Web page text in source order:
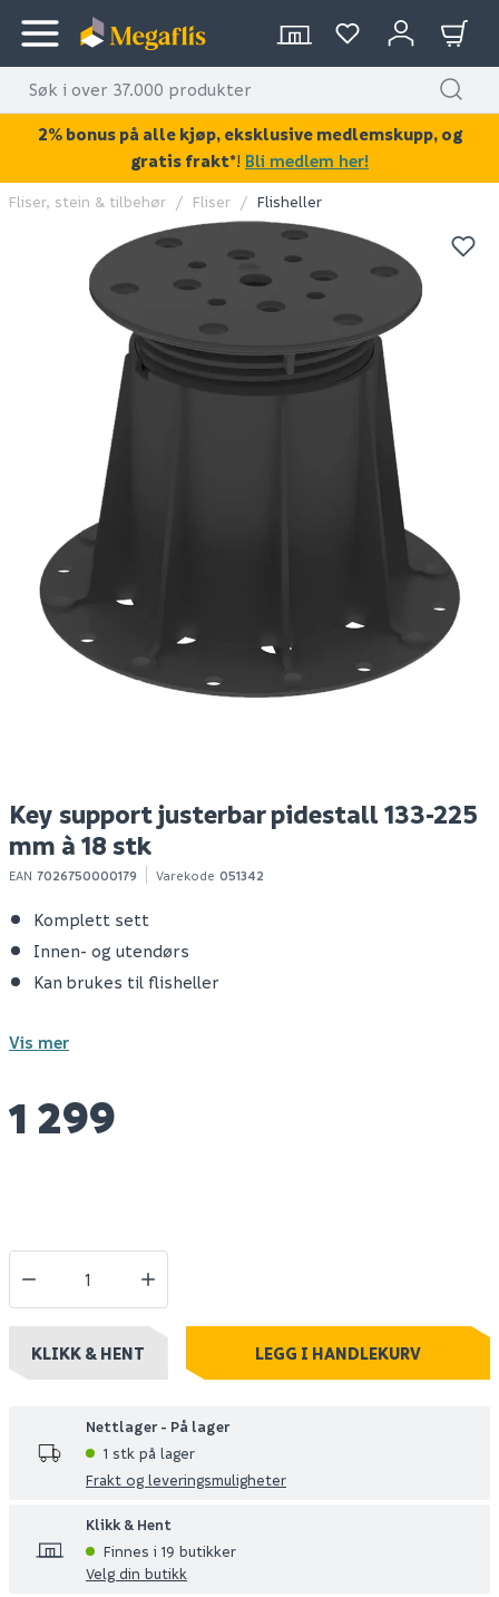
KAN DISSE VÆRE AV INTERESSE?
Lavagna grigio flishelle
60x60 r11 20mm
299
100+ stk
Klikk & Hent
Slate grigio flishelle
100+ stk
Fliser, stein & tilbehør Fliser Flisheller
Key support justerbar pidestall 133-225
mm à 18 stk
EAN 7026750000179 Varekode 051342
Komplett sett
Innen- og utendørs
Kan brukes til flisheller
Vis mer
1 299
KLIKK & HENT LEGG I HANDLEKURV
Nettlager - På lager
1 stk på lager
Frakt og leveringsmuligheter
Klikk & Hent
Finnes i 19 butikker
Velg din butikk
2% bonus på alle kjøp, eksklusive medlemskupp, og
gratis frakt*! Bli medlem her!